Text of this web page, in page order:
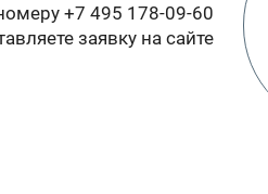
+7 495 178-09-60
заявку на сайте